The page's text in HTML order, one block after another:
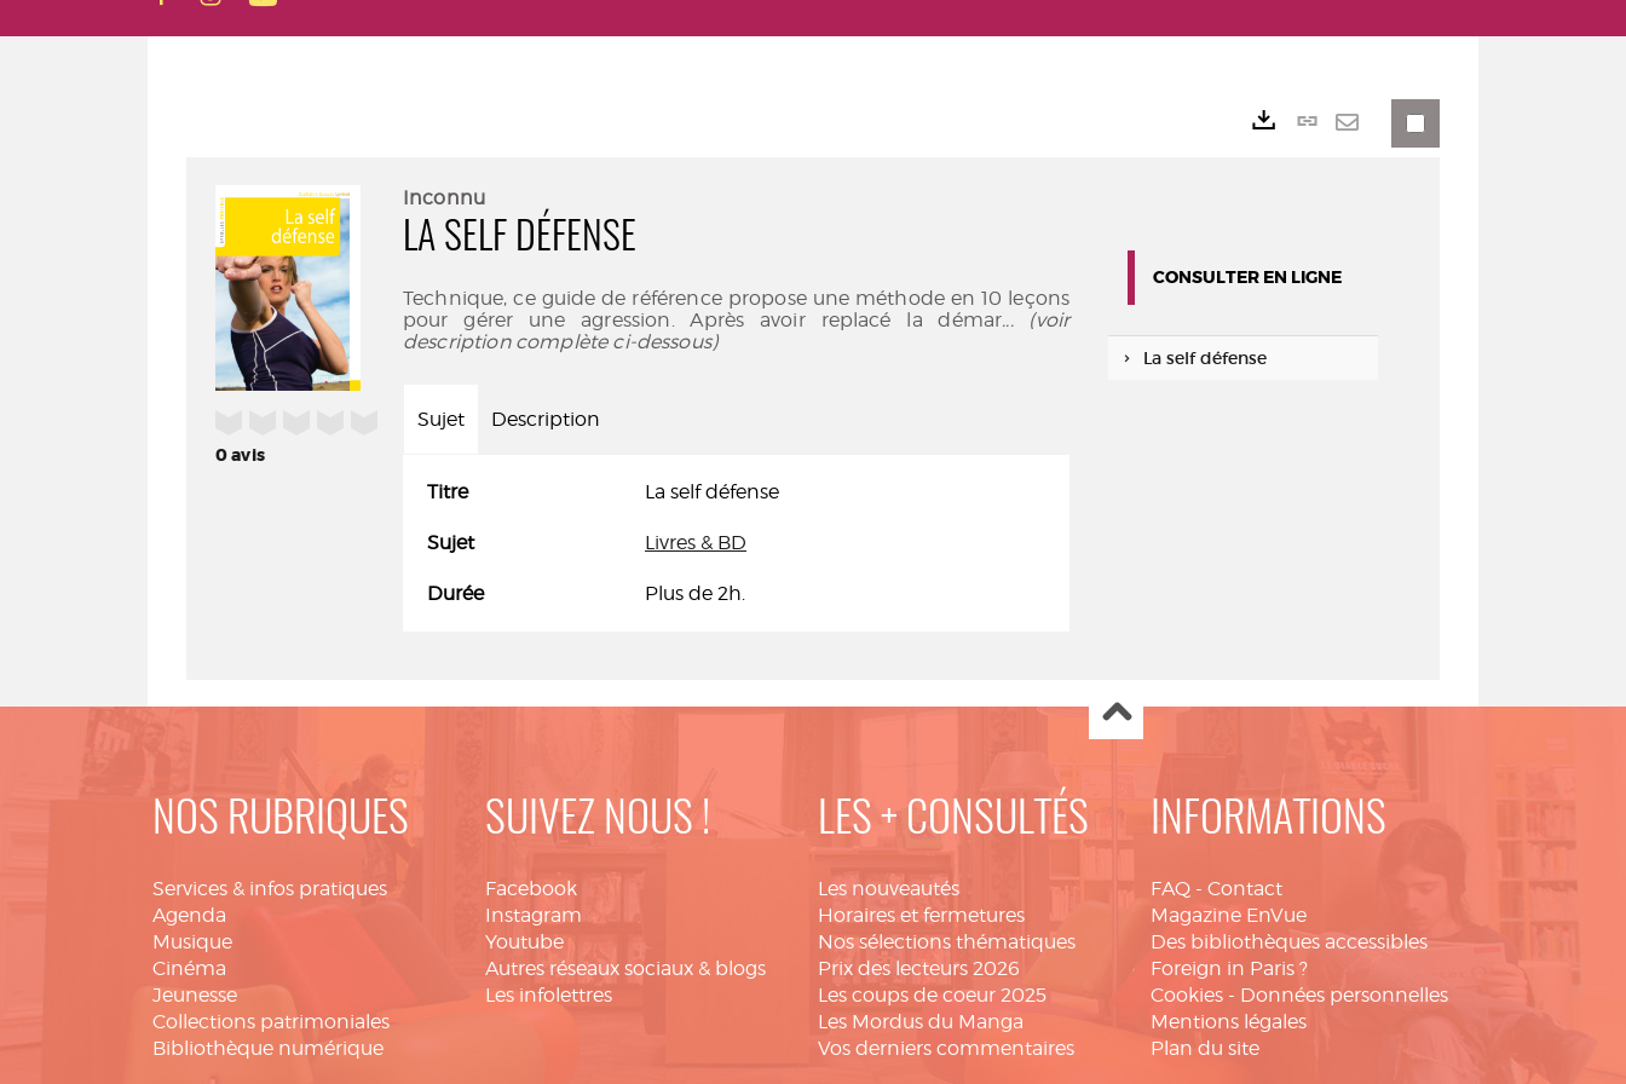
0avis
Inconnu
LA SELF DÉFENSE
Technique, ce guide de référence propose une méthode en 10 leçons
pour gérer une agression. Après avoir replacé la démar... (voir
description complète ci-dessous)
Sujet Description
Titre La self défense
Sujet Livres & BD
Durée Plus de 2h.
Lien
CONSULTER EN LIGNE
La self défense
NOS RUBRIQUES
Services & infos pratiques
Agenda
Musique
Cinéma
Jeunesse
Collections patrimoniales
Bibliothèque numérique
SUIVEZ NOUS !
Facebook
Instagram
Youtube
Autres réseaux sociaux & blogs
Les infolettres
LES + CONSULTÉS
Les nouveautés
Horaires et fermetures
Nos sélections thématiques
Prix des lecteurs 2026
Les coups de coeur 2025
Les Mordus du Manga
Vos derniers commentaires
INFORMATIONS
FAQ - Contact
Magazine EnVue
Des bibliothèques accessibles
Foreign in Paris ?
Cookies - Données personnelles
Mentions légales
Plan du site